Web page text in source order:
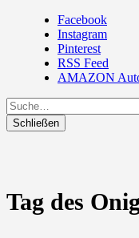
Facebook
Instagram
Pinterest
RSS Feed
AMAZON
Suche
Schließen
Tag des